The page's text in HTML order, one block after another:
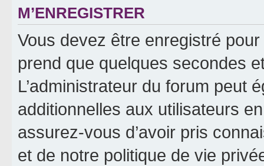
M’ENREGISTRER
Vous devez être enregistré
prend que quelques secondes
L’administrateur du forum peut
additionnelles aux utilisateurs
assurez-vous d’avoir pris
et de notre politique de vie